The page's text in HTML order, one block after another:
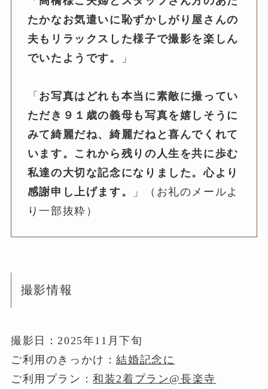
たかなお気遣いに恥ずかしがり屋さんの
夫もリラックスした様子で撮影を楽しん
でいたようです。
」
「 お写真はどれも本当に素敵に撮ってい
ただき９１歳の義母も写真を嬉しそうに
みて綺麗だね、綺麗だねと喜んでくれて
います。これから残りの人生を共に歩む
私達の大切な記念になりました。心より
感謝申し上げます。
」（お礼のメールよ
り一部抜粋）
撮影情報
撮影日：2025年11月下旬
ご利用のきっかけ：結婚記念に
ご利用プラン：和装2着プラン@長楽寺